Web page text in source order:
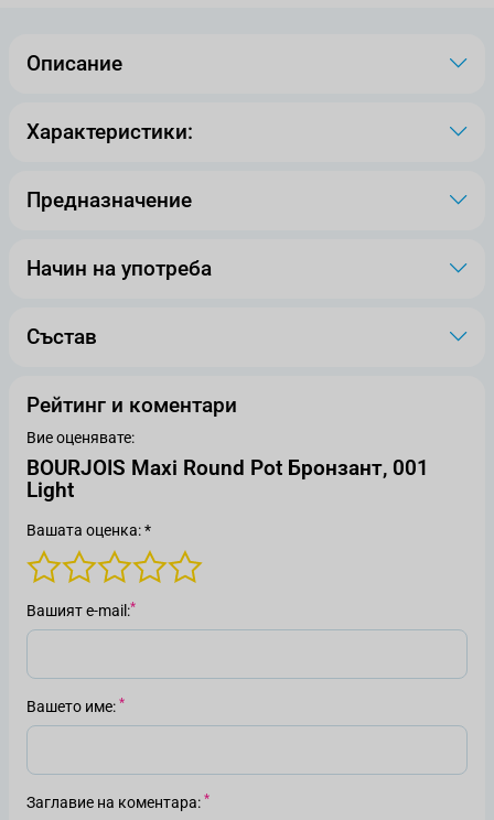
Описание
Характеристики:
Предназначение
Начин на употреба
Състав
Рейтинг и коментари
Вие оценявате:
BOURJOIS Maxi Round Pot Бронзант, 001
Light
Вашата оценка: *
Вашият е-mail
Вашето име
Заглавие на коментара